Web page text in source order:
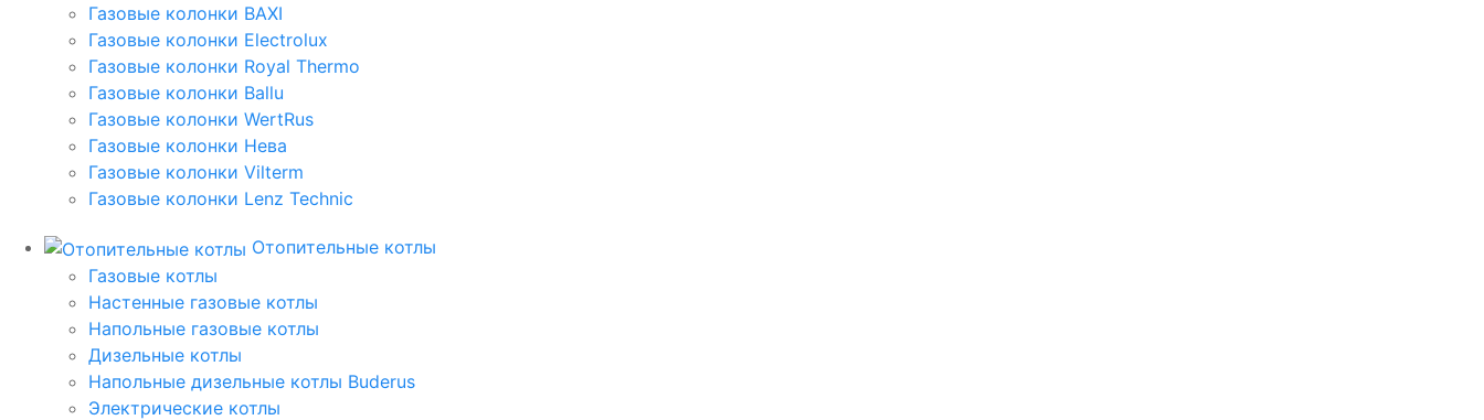
Газовые колонки BAXI
Газовые колонки Electrolux
Газовые колонки Royal Thermo
Газовые колонки Ballu
Газовые колонки WertRus
Газовые колонки Нева
Газовые колонки Vilterm
Газовые колонки Lenz Technic
Отопительные котлы
Газовые котлы
Настенные газовые котлы
Напольные газовые котлы
Дизельные котлы
Напольные дизельные котлы Buderus
Электрические котлы